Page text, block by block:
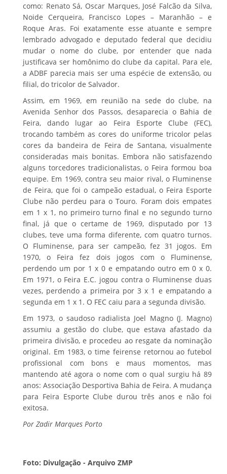
como: Renato Sá, Oscar Marques, José Falcão da Silva,
Noide Cerqueira, Francisco Lopes – Maranhão – e
Roque Aras. Foi exatamente esse atuante e sempre
lembrado advogado e deputado federal que decidiu
mudar o nome do clube, por entender que nada
justificava ser homônimo do clube da capital. Para ele,
a ADBF parecia mais ser uma espécie de extensão, ou
filial, do tricolor de Salvador.
Assim, em 1969, em reunião na sede do clube, na
Avenida Senhor dos Passos, desaparecia o Bahia de
Feira, dando lugar ao Feira Esporte Clube (FEC),
trocando também as cores do uniforme tricolor pelas
cores da bandeira de Feira de Santana, visualmente
consideradas mais bonitas. Embora não satisfazendo
alguns torcedores tradicionalistas, o Feira formou boa
equipe. Em 1969, contra seu maior rival, o Fluminense
de Feira, que foi o campeão estadual, o Feira Esporte
Clube não perdeu para o Touro. Foram dois empates
em 1 x 1, no primeiro turno final e no segundo turno
final, já que o certame de 1969, disputado por 13
clubes, teve uma forma diferente, com quatro turnos.
O Fluminense, para ser campeão, fez 31 jogos. Em
1970, o Feira fez dois jogos com o Fluminense,
perdendo um por 1 x 0 e empatando outro em 0 x 0.
Em 1971, o Feira E.C. jogou contra o Fluminense duas
vezes, perdendo a primeira por 3 x 1 e empatando a
segunda em 1 x 1. O FEC caiu para a segunda divisão.
Em 1973, o saudoso radialista Joel Magno (J. Magno)
assumiu a gestão do clube, que estava afastado da
primeira divisão, e procedeu ao resgate da nominação
original. Em 1983, o time feirense retornou ao futebol
profissional com bons e maus momentos, mas
mantendo até agora o nome com o qual surgiu há 89
anos: Associação Desportiva Bahia de Feira. A mudança
para Feira Esporte Clube durou três anos e não foi
exitosa.
Por Zadir Marques Porto
Foto: Divulgação - Arquivo ZMP